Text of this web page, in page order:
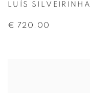
LUÍS SILVEIRINHA
€ 720.00